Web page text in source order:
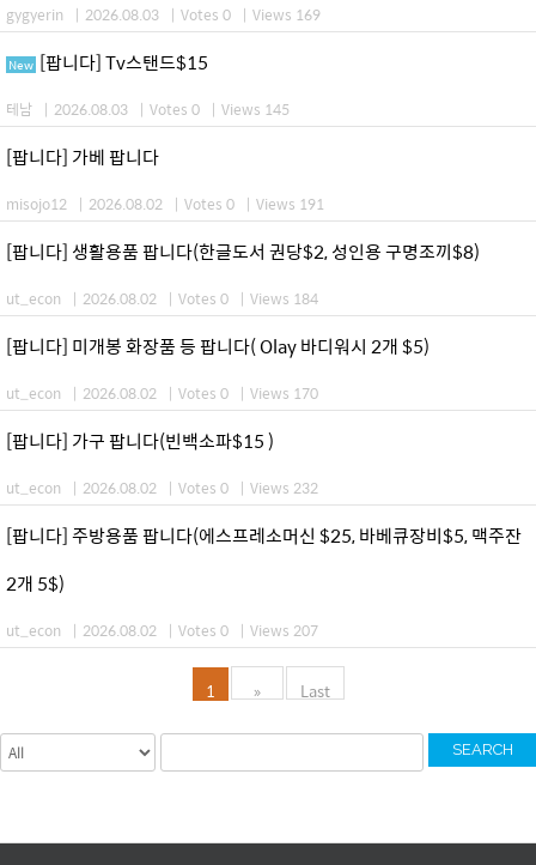
gygyerin | 2026.08.03 | Votes 0 | Views 169
New [팝니다] Tv스탠드$15
테남 | 2026.08.03 | Votes 0 | Views 145
[팝니다] 가베 팝니다
misojo12 | 2026.08.02 | Votes 0 | Views 191
[팝니다] 생활용품 팝니다(한글도서 권당$2, 성인용 구명조끼$8)
ut_econ | 2026.08.02 | Votes 0 | Views 184
[팝니다] 미개봉 화장품 등 팝니다( Olay 바디워시 2개 $5)
ut_econ | 2026.08.02 | Votes 0 | Views 170
[팝니다] 가구 팝니다(빈백소파$15 )
ut_econ | 2026.08.02 | Votes 0 | Views 232
[팝니다] 주방용품 팝니다(에스프레소머신 $25, 바베큐장비$5, 맥주잔
2개 5$)
ut_econ | 2026.08.02 | Votes 0 | Views 207
1 » Last
SEARCH